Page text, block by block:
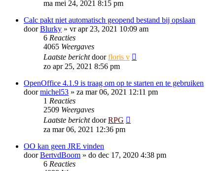
ma mei 24, 2021 8:15 pm
Calc pakt niet automatisch geopend bestand bij opslaan
doorBlurky » vr apr 23, 2021 10:09 am
6 Reacties
4065 Weergaves
Laatste berichtdoorfloris v
zo apr 25, 2021 8:56 pm
OpenOffice 4.1.9 is traag om op te starten en te gebruiken
doormichel53 » za mar 06, 2021 12:11 pm
1 Reacties
2509 Weergaves
Laatste berichtdoorRPG
za mar 06, 2021 12:36 pm
OO kan geen JRE vinden
doorBertvdBoom » do dec 17, 2020 4:38 pm
6 Reacties